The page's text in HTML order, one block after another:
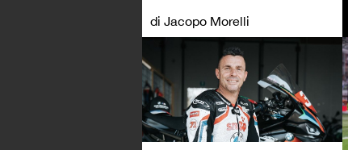
di Jacopo Morelli